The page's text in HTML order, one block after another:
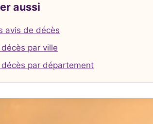
aussi
avis de décès
par ville
décès par département